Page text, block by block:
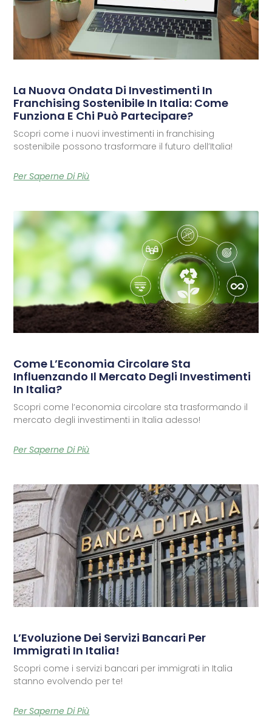
La Nuova Ondata Di Investimenti In
Franchising Sostenibile In Italia: Come
Funziona E Chi Può Partecipare?
Scopri come i nuovi investimenti in franchising
sostenibile possono trasformare il futuro dell’Italia!
Per Saperne Di Più
Come L’Economia Circolare Sta
Influenzando Il Mercato Degli Investimenti
In Italia?
Scopri come l’economia circolare sta trasformando il
mercato degli investimenti in Italia adesso!
Per Saperne Di Più
L’Evoluzione Dei Servizi Bancari Per
Immigrati In Italia!
Scopri come i servizi bancari per immigrati in Italia
stanno evolvendo per te!
Per Saperne Di Più